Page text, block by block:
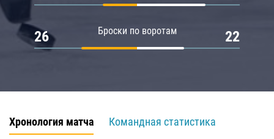
Броски по воротам
26 22
Хронология матча
Командная статистика